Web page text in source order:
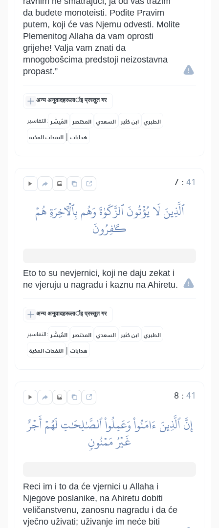
da budete monoteisti. Pođite Pravim
putem, koji će vas Njemu odvesti. Molite
Plemenitog Allaha da vam oprosti
grijehe! Valja vam znati da
mnogobošcima predstoji neizostavna
propast.”
अन्य अनुवादहरूलार्इ प्रस्तुत गर
التفاسير: المُيسَّر المختصر السعدي ابن كثير الطبري
النفحات المكية | هدايات
7 :41
ٱلَّذِينَ لَا يُؤۡتُونَ ٱلزَّكَوٰةَ وَهُم بِٱلۡأٓخِرَةِ هُمۡ
كَٰفِرُونَ
Eto to su nevjernici, koji ne daju zekat i
ne vjeruju u nagradu i kaznu na Ahiretu.
अन्य अनुवादहरूलार्इ प्रस्तुत गर
التفاسير: المُيسَّر المختصر السعدي ابن كثير الطبري
النفحات المكية | هدايات
8 :41
إِنَّ ٱلَّذِينَ ءَامَنُواْ وَعَمِلُواْ ٱلصَّٰلِحَٰتِ لَهُمۡ أَجۡرٌ
غَيۡرُ مَمۡنُونٖ
Reci im i to da će vjernici u Allaha i
Njegove poslanike, na Ahiretu dobiti
veličanstvenu, zanosnu nagradu i da će
vječno uživati; uživanje im neće biti